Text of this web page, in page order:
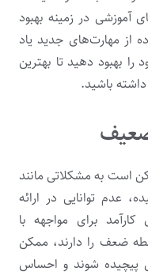
آموزشی در زمینه بهبود
از مهارت‌های جدید یاد
را بهبود دهید تا بهترین
باشید.
است به مشکلاتی مانند
عدم توانایی در ارائه
برای مواجهه با
ضعف را دارند، ممکن
پیچیده شوند و احساس